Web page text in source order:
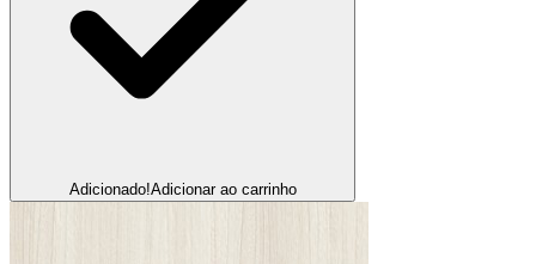
Adicionado!Adicionar ao carrinho